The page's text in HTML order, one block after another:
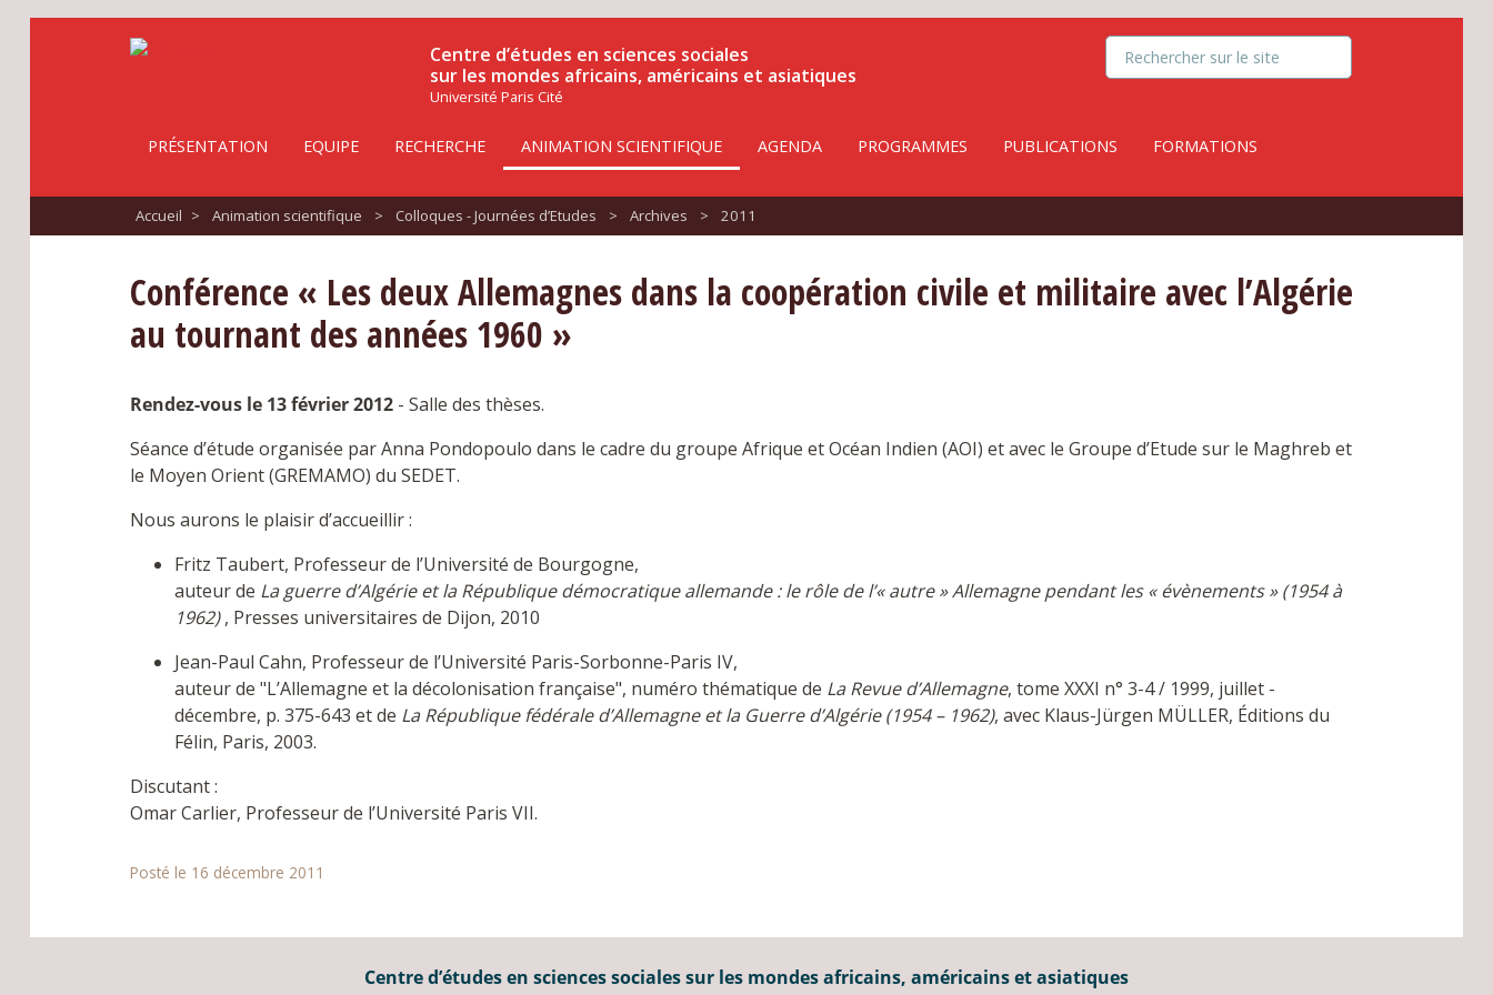
Centre d’études en sciences sociales
sur les mondes africains, américains et asiatiques
Université Paris Cité
PRÉSENTATION EQUIPE RECHERCHE ANIMATION SCIENTIFIQUE AGENDA PROGRAMMES PUBLICATIONS FORMATIONS
Accueil > Animation scientifique > Colloques - Journées d’Etudes > Archives > 2011
Conférence « Les deux Allemagnes dans la coopération civile et militaire avec l’Algérie
au tournant des années 1960 »
Rendez-vous le 13 février 2012 - Salle des thèses.
Séance d’étude organisée par Anna Pondopoulo dans le cadre du groupe Afrique et Océan Indien (AOI) et avec le Groupe d’Etude sur le Maghreb et
le Moyen Orient (GREMAMO) du SEDET.
Nous aurons le plaisir d’accueillir :
Fritz Taubert, Professeur de l’Université de Bourgogne,
auteur de La guerre d’Algérie et la République démocratique allemande : le rôle de l’« autre » Allemagne pendant les « évènements » (1954 à
1962), Presses universitaires de Dijon, 2010
Jean-Paul Cahn, Professeur de l’Université Paris-Sorbonne-Paris IV,
auteur de "L’Allemagne et la décolonisation française", numéro thématique de La Revue d’Allemagne, tome XXXI n° 3-4 / 1999, juillet -
décembre, p. 375-643 et de La République fédérale d’Allemagne et la Guerre d’Algérie (1954 – 1962), avec Klaus-Jürgen MÜLLER, Éditions du
Félin, Paris, 2003.
Discutant :
Omar Carlier, Professeur de l’Université Paris VII.
Posté le 16 décembre 2011
Centre d’études en sciences sociales sur les mondes africains, américains et asiatiques